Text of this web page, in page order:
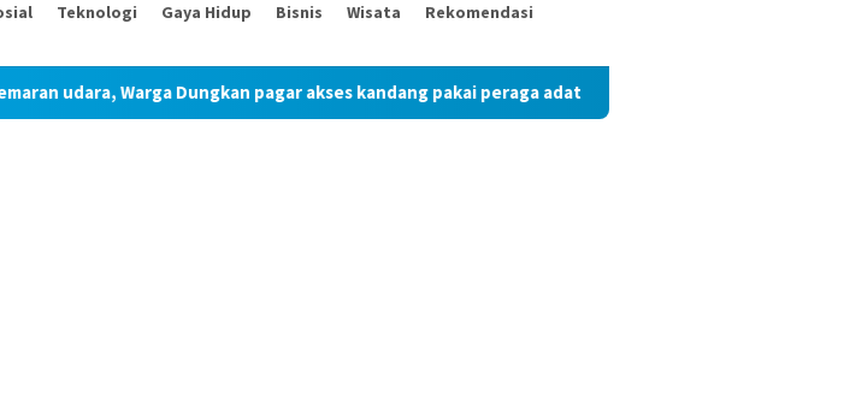
Teknologi Gaya Hidup Bisnis Wisata
Rekomendasi
pagar akses kandang pakai peraga adat Mantan Wakil Bupati Pringsewu Periode